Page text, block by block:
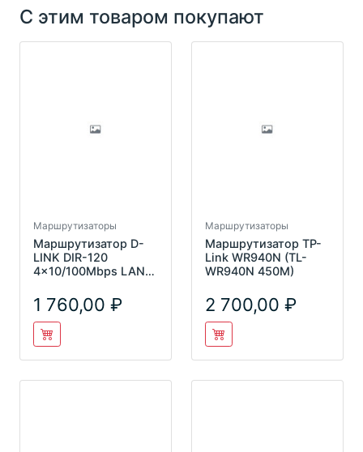
С этим товаром покупают
Маршрутизаторы
Маршрутизатор D-
LINK DIR-120
4x10/100Mbps LAN,
1 760,00
Маршрутизаторы
Маршрутизатор TP-
Link WR940N (TL-
WR940N 450M)
2 700,00